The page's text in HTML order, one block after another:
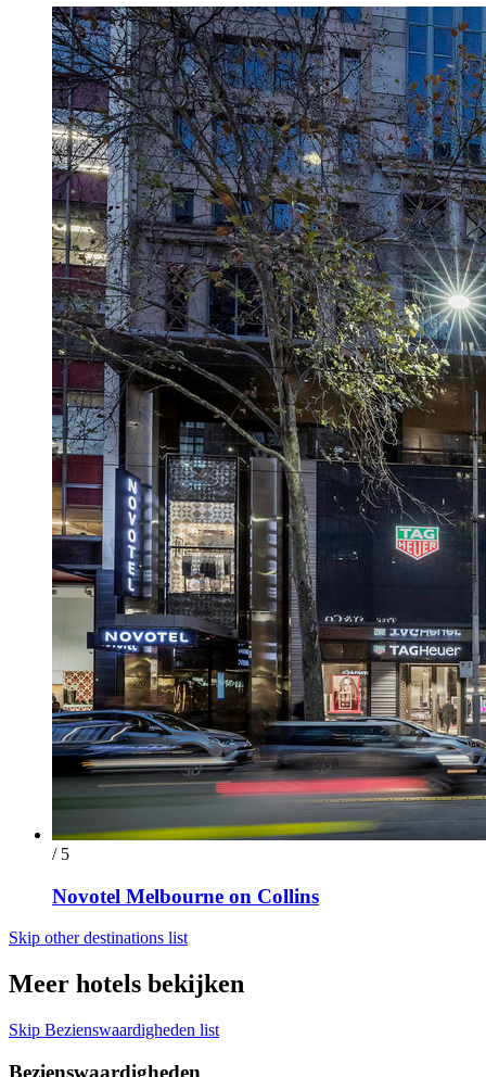
/ 5
Novotel Melbourne on Collins
Skip other destinations list
Meer hotels bekijken
Skip Bezienswaardigheden list
Bezienswaardigheden